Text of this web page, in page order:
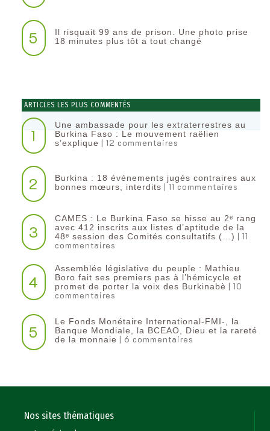
5
Il risquait 99 ans de prison. Une photo prise
18 minutes plus tôt a tout changé
ARTICLES LES PLUS COMMENTÉS
1
Une ambassade pour les extraterrestres au
Burkina Faso : Le mouvement raëlien
s’explique | 12 commentaires
2
Burkina : 18 événements jugés contraires aux
bonnes mœurs, interdits | 11 commentaires
3
CAMES : Le Burkina Faso se hisse au 2ᵉ rang
avec 412 inscrits aux listes d’aptitude de la
48ᵉ session des Comités consultatifs (…) | 11
commentaires
4
Assemblée législative du peuple : Mathieu
Boro fait ses premiers pas à l’hémicycle et
promet de porter la voix des Burkinabè | 10
commentaires
5
Le Fonds Monétaire International-FMI-, la
Banque Mondiale, la BCEAO, Dieu et la rareté
de la monnaie | 6 commentaires
Nos sites thématiques